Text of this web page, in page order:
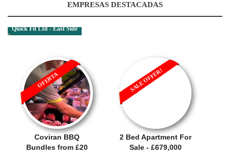
EMPRESAS DESTACADAS
Quick Fit Ltd - East Side
Coviran BBQ
Bundles from £20
OFERTA
2 Bed Apartment For
Sale - £679,000
SALE OFFER!